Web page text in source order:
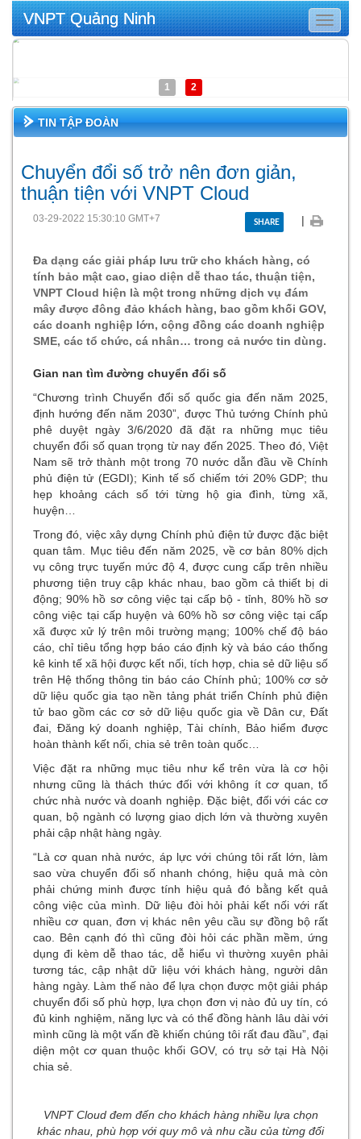
Toggle
VNPT Quảng Ninh
1 2
TIN TẬP ĐOÀN
Chuyển đổi số trở nên đơn giản,
thuận tiện với VNPT Cloud
03-29-2022 15:30:10 GMT+7 SHARE |
Đa dạng các giải pháp lưu trữ cho khách hàng, có
tính bảo mật cao, giao diện dễ thao tác, thuận tiện,
VNPT Cloud hiện là một trong những dịch vụ đám
mây được đông đảo khách hàng, bao gồm khối GOV,
các doanh nghiệp lớn, cộng đồng các doanh nghiệp
SME, các tổ chức, cá nhân… trong cả nước tin dùng.
Gian nan tìm đường chuyển đổi số
“Chương trình Chuyển đổi số quốc gia đến năm 2025,
định hướng đến năm 2030”, được Thủ tướng Chính phủ
phê duyệt ngày 3/6/2020 đã đặt ra những mục tiêu
chuyển đổi số quan trọng từ nay đến 2025. Theo đó, Việt
Nam sẽ trở thành một trong 70 nước dẫn đầu về Chính
phủ điện tử (EGDI); Kinh tế số chiếm tới 20% GDP; thu
hẹp khoảng cách số tới từng hộ gia đình, từng xã,
huyện
Trong đó, việc xây dựng Chính phủ điện tử được đặc biệt
quan tâm. Mục tiêu đến năm 2025, về cơ bản 80% dịch
vụ công trực tuyến mức độ 4, được cung cấp trên nhiều
phương tiện truy cập khác nhau, bao gồm cả thiết bị di
động; 90% hồ sơ công việc tại cấp bộ - tỉnh, 80% hồ sơ
công việc tại cấp huyện và 60% hồ sơ công việc tại cấp
xã được xử lý trên môi trường mạng; 100% chế độ báo
cáo, chỉ tiêu tổng hợp báo cáo định kỳ và báo cáo thống
kê kinh tế xã hội được kết nối, tích hợp, chia sẻ dữ liệu số
trên Hệ thống thông tin báo cáo Chính phủ; 100% cơ sở
dữ liệu quốc gia tạo nền tảng phát triển Chính phủ điện
tử bao gồm các cơ sở dữ liệu quốc gia về Dân cư, Đất
đai, Đăng ký doanh nghiệp, Tài chính, Bảo hiểm được
hoàn thành kết nối, chia sẻ trên toàn quốc
Việc đặt ra những mục tiêu như kể trên vừa là cơ hội
nhưng cũng là thách thức đối với không ít cơ quan, tổ
chức nhà nước và doanh nghiệp. Đặc biệt, đối với các cơ
quan, bộ ngành có lượng giao dịch lớn và thường xuyên
phải cập nhật hàng ngày.
“Là cơ quan nhà nước, áp lực với chúng tôi rất lớn, làm
sao vừa chuyển đổi số nhanh chóng, hiệu quả mà còn
phải chứng minh được tính hiệu quả đó bằng kết quả
công việc của mình. Dữ liệu đòi hỏi phải kết nối với rất
nhiều cơ quan, đơn vị khác nên yêu cầu sự đồng bộ rất
cao. Bên cạnh đó thì cũng đòi hỏi các phần mềm, ứng
dụng đi kèm dễ thao tác, dễ hiểu vì thường xuyên phải
tương tác, cập nhật dữ liệu với khách hàng, người dân
hàng ngày. Làm thế nào để lựa chọn được một giải pháp
chuyển đổi số phù hợp, lựa chọn đơn vị nào đủ uy tín, có
đủ kinh nghiệm, năng lực và có thể đồng hành lâu dài với
mình cũng là một vấn đề khiến chúng tôi rất đau đầu”, đại
diện một cơ quan thuộc khối GOV, có trụ sở tại Hà Nội
chia sẻ.
VNPT Cloud đem đến cho khách hàng nhiều lựa chọn
khác nhau, phù hợp với quy mô và nhu cầu của từng đối